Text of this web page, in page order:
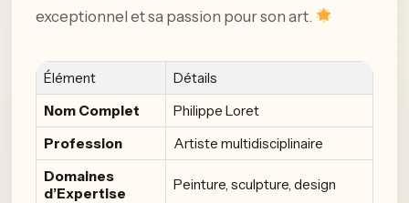
exceptionnel et sa passion pour son art.
Élément
Détails
Nom Complet
Philippe Loret
Profession
Artiste multidisciplinaire
Domaines
d’Expertise
Peinture, sculpture, design